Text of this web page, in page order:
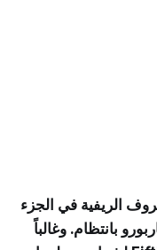
الريفية في الجزء
بانتظام. وغالباً